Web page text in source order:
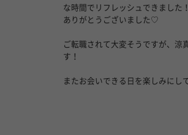
な時間でリフレッシュできました！
ありがとうございました♡
ご転職されて大変そうですが、涼
す！
またお会いできる日を楽しみにし